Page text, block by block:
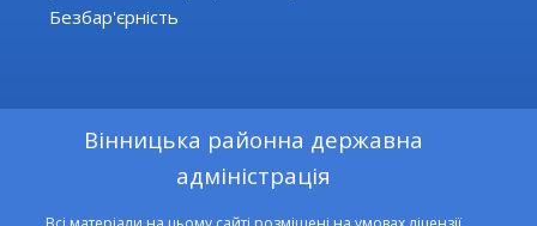
Безбар'єрність
Вінницька районна державна
адміністрація